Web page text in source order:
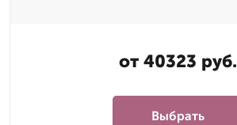
от 40323 руб.
Выбрать